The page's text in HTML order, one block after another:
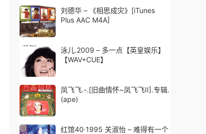
刘德华 – 《相思成灾》[iTunes
Plus AAC M4A]
泳儿.2009 – 多一点【英皇娱乐】
【WAV+CUE】
凤飞飞.-.[旧曲情怀~凤飞飞II].专辑.
(ape)
红馆40·1995 关淑怡 – 难得有一个